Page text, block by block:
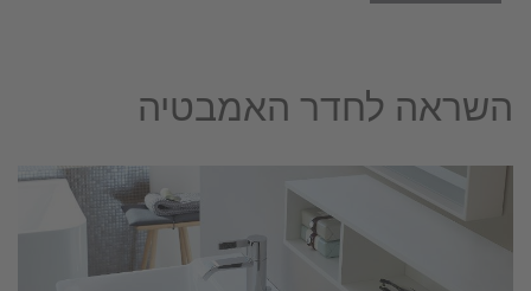
השראה לחדר האמבטיה